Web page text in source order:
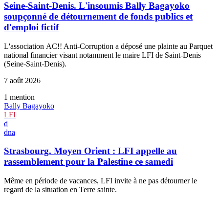
Seine-Saint-Denis. L'insoumis Bally Bagayoko
soupçonné de détournement de fonds publics et
d'emploi fictif
L'association AC!! Anti-Corruption a déposé une plainte au Parquet
national financier visant notamment le maire LFI de Saint-Denis
(Seine-Saint-Denis).
7 août 2026
1 mention
Bally Bagayoko
LFI
d
dna
Strasbourg. Moyen Orient : LFI appelle au
rassemblement pour la Palestine ce samedi
Même en période de vacances, LFI invite à ne pas détourner le
regard de la situation en Terre sainte.